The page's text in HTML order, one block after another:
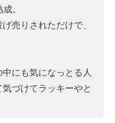
。
売りされただけで、
にも気になっとる人
づけてラッキーやと